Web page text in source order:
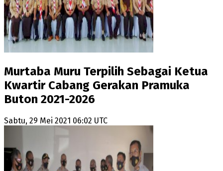
Murtaba Muru Terpilih Sebagai Ketua
Kwartir Cabang Gerakan Pramuka
Buton 2021-2026
Sabtu, 29 Mei 2021 06:02 UTC